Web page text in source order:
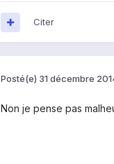
Citer
Posté(e) 31 décembre
Non je pense pas